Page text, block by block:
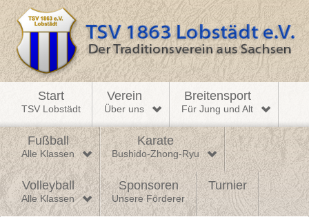
Start
TSV Lobstädt
Verein
Über uns
Breitensport
Für Jung und Alt
Fußball
Alle Klassen
Karate
Bushido-Zhong-Ryu
Volleyball
Alle Klassen
Sponsoren
Unsere Förderer
Turnier